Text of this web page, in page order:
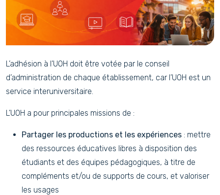
L’adhésion à l’UOH doit être votée par le conseil
d’administration de chaque établissement, car l’UOH est un
service interuniversitaire.
L’UOH a pour principales missions de :
Partager les productions et les expériences : mettre
des ressources éducatives libres à disposition des
étudiants et des équipes pédagogiques, à titre de
compléments et/ou de supports de cours, et valoriser
les usages